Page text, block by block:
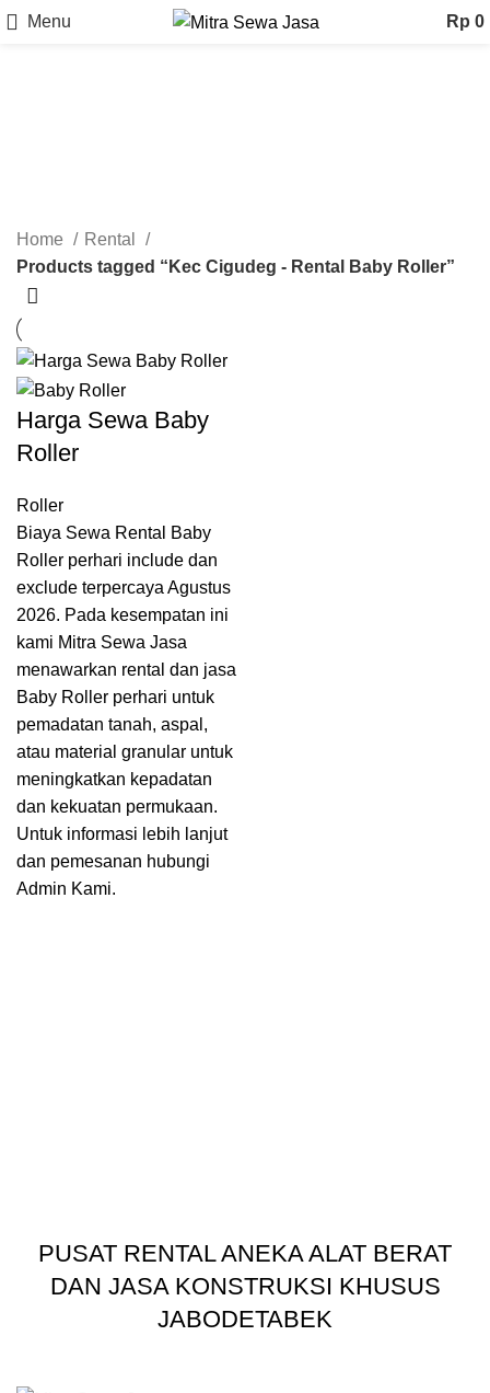
Menu Rp 0
Home
Rental
Products tagged “Kec Cigudeg - Rental Baby Roller”
Harga Sewa Baby
Roller
Roller
Biaya Sewa Rental Baby
Roller perhari include dan
exclude terpercaya Agustus
2026. Pada kesempatan ini
kami Mitra Sewa Jasa
menawarkan rental dan jasa
Baby Roller perhari untuk
pemadatan tanah, aspal,
atau material granular untuk
meningkatkan kepadatan
dan kekuatan permukaan.
Untuk informasi lebih lanjut
dan pemesanan hubungi
Admin Kami.
PUSAT RENTAL ANEKA ALAT BERAT
DAN JASA KONSTRUKSI KHUSUS
JABODETABEK